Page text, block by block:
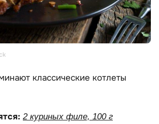
классические котлеты
2 куриных филе, 100 г